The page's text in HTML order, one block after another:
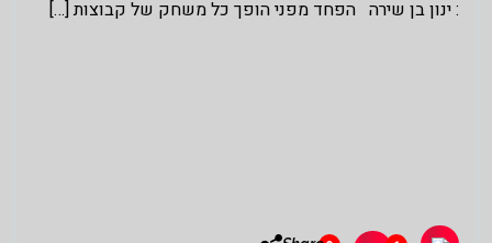
: ינון בן שירה הפחד מפני הופך כל משחק של קבוצות […]